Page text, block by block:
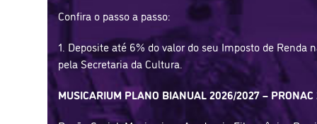
Confira o passo a passo:
1. Deposite até 6% do valor do seu Imposto de Renda
pela Secretaria da Cultura.
MUSICARIUM PLANO BIANUAL 2026/2027 –